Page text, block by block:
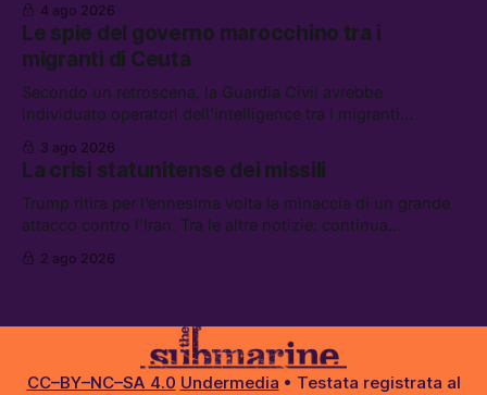
spontanei a Gaza, un giovane di 19 anni è morto sotto il
sole per raccogliere pomodori, e cosa dice l’AI Act europeo
4 ago 2026
Le spie del governo marocchino tra i
migranti di Ceuta
Secondo un retroscena, la Guardia Civil avrebbe
individuato operatori dell’intelligence tra i migranti
hanno ucciso 19 persone a Gaza; le tensioni nel campo
largo sugli armamenti per l’Ucraina; e quanto costa una
Xbox adesso?
3 ago 2026
La crisi statunitense dei missili
Trump ritira per l’ennesima volta la minaccia di un grande
attacco contro l’Iran. Tra le altre notizie: continua
piano della maggioranza per blindare le chat di Delmastro,
2 ago 2026
CC–BY–NC–SA 4.0 Undermedia • Testata registrata al